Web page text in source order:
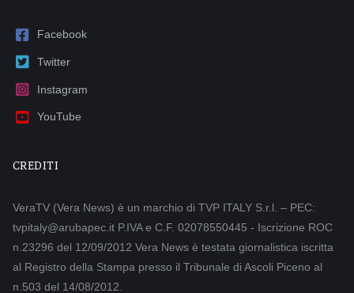
Facebook
Twitter
Instagram
YouTube
CREDITI
VeraTV (Vera News) è un marchio di TVP ITALY S.r.l. – PEC:
tvpitaly@arubapec.it P.IVA e C.F. 02078550445 - Iscrizione ROC
n.23296 del 12/09/2012 Vera News è testata giornalistica iscritta
al Registro della Stampa presso il Tribunale di Ascoli Piceno al
n.503 del 14/08/2012.